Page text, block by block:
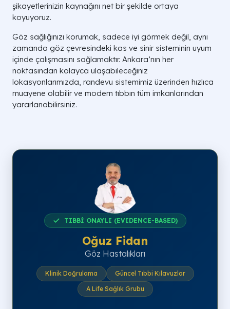
şikayetlerinizin kaynağını net bir şekilde ortaya
koyuyoruz.
Göz sağlığınızı korumak, sadece iyi görmek değil, aynı
zamanda göz çevresindeki kas ve sinir sisteminin uyum
içinde çalışmasını sağlamaktır. Ankara’nın her
noktasından kolayca ulaşabileceğiniz
lokasyonlarımızda, randevu sistemimiz üzerinden hızlıca
muayene olabilir ve modern tıbbın tüm imkanlarından
yararlanabilirsiniz.
TIBBİ ONAYLI (EVIDENCE-BASED)
Oğuz Fidan
Göz Hastalıkları
Klinik Doğrulama
Güncel Tıbbi Kılavuzlar
A Life Sağlık Grubu